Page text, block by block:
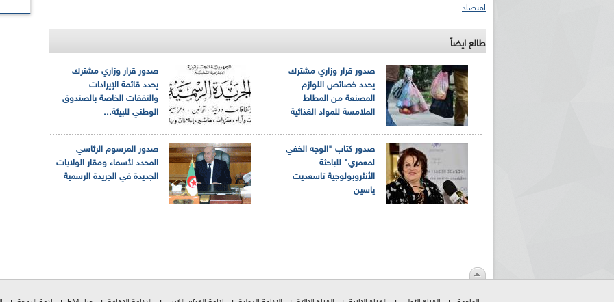
اقتصاد
طالع ايضاً
صدور قرار وزاري مشترك
يحدد قائمة الإيرادات
والنفقات الخاصة بالصندوق
الوطني للبيئة...
صدور قرار وزاري مشترك
يحدد خصائص اللوازم
المصنعة من المطاط
الملامسة للمواد الغذائية
صدور المرسوم الرئاسي
المحدد لأسماء ومقار الولايات
الجديدة في الجريدة الرسمية
صدور كتاب "الوجه الخفي
لمعمري" للباحثة
الأنثروبولوجية تاسعديت
ياسين